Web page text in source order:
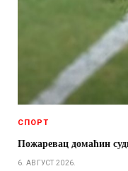
СПОРТ
Пожаревац домаћин
6. АВГУСТ 2026.